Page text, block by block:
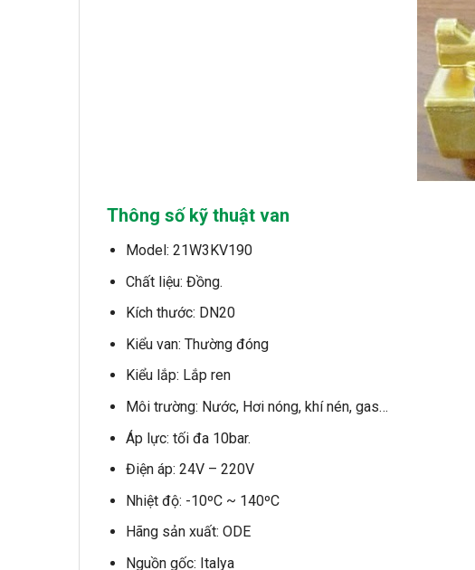
Thông số kỹ thuật van
Model: 21W3KV190
Chất liệu: Đồng.
Kích thước: DN20
Kiểu van: Thường đóng
Kiểu lắp: Lắp ren
Môi trường: Nước, Hơi nóng, khí nén, gas…
Áp lực: tối đa 10bar.
Điện áp: 24V – 220V
Nhiệt độ: -10ºC ~ 140ºC
Hãng sản xuất: ODE
Nguồn gốc: Italya